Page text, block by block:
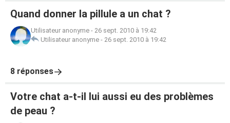
Quand donner la pillule a un chat ?
Utilisateur anonyme - 26 sept. 2010 à 19:42
Utilisateur anonyme - 26 sept. 2010 à 19:42
8 réponses
Votre chat a-t-il lui aussi eu des problèmes
de peau ?